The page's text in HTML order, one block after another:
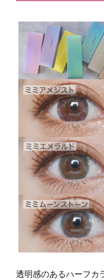
透明感のあるハーフカ